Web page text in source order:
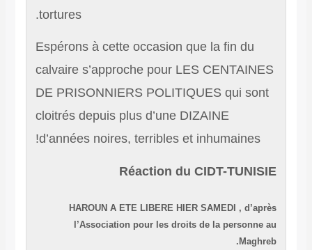
Espérons à cette occasion que la fin du
calvaire s’approche pour LES
DE PRISONNIERS POLITIQUES qui
cloitrés depuis plus d’une DIZAINE
d’années noires, terribles et
Réaction du CIDT-
HAROUN A ETE LIBERE HIER SAMEDI ,
l’Association pour les droits de la